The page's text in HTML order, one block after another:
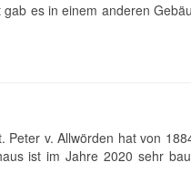
es in einem anderen
v. Allwörden hat von
ist im Jahre 2020 sehr